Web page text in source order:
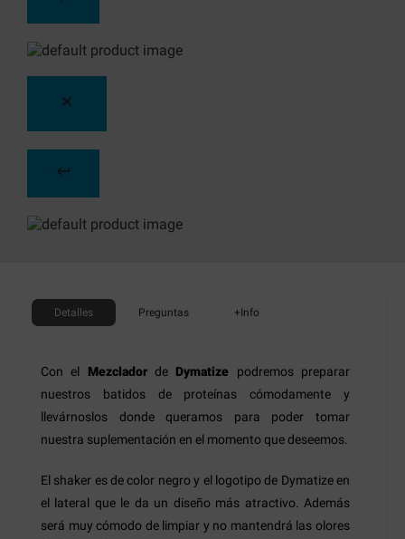
Detalles Preguntas +Info
Con el Mezcladorde Dymatize podremos preparar
nuestros batidos de proteínas cómodamente y
llevárnoslos donde queramos para poder tomar
nuestra suplementación en el momento que deseemos.
El shaker es de color negro y el logotipo de Dymatize en
el lateral que le da un diseño más atractivo. Además
será muy cómodo de limpiar y no mantendrá las olores